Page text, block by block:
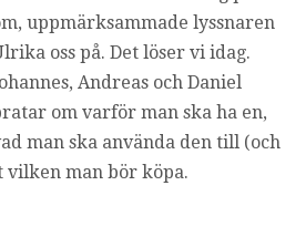
v
i
r
i
uppmärksammade lyssnaren
oss på. Det löser vi idag.
Andreas och Daniel
om varför man ska ha en,
man ska använda den till (och
man bör köpa.